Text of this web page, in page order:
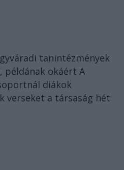
tanintézmények
példának okáért A
diákok
verseket a társaság hét